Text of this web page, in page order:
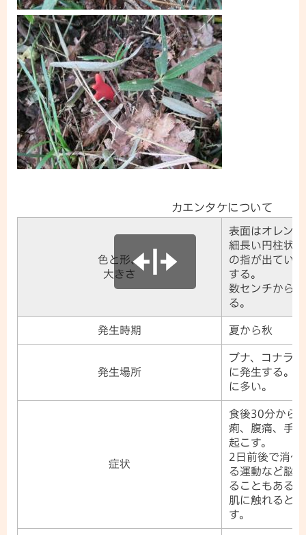
カエンタケについて
色と形、
大きさ
表面はオレン
細長い円柱状
の指が出てい
する。
数センチから
る。
発生時期 夏から秋
発生場所
ブナ、コナラ
に発生する。
に多い。
症状
食後30分から
痢、腹痛、手
起こす。
2日前後で消化
る運動など脳
ることもある。
肌に触れると
す。